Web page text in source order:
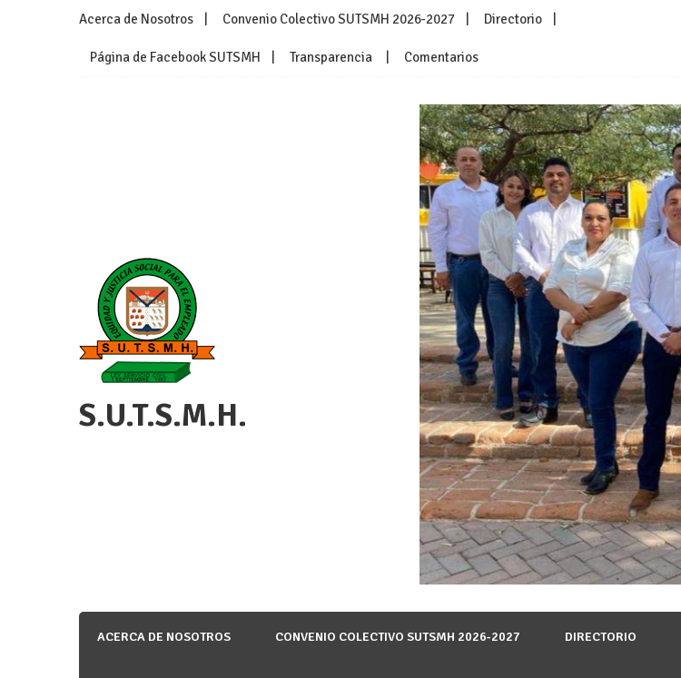
Acerca de Nosotros Convenio Colectivo SUTSMH 2026-2027 Directorio
Página de Facebook SUTSMH Transparencia Comentarios
S.U.T.S.M.H.
ACERCA DE NOSOTROS CONVENIO COLECTIVO SUTSMH 2026-2027 DIRECTORIO